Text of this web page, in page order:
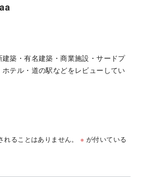
築・有名建築・商業施設・サードプ
テル・道の駅などをレビューしてい
ることはありません。 ※ が付いている